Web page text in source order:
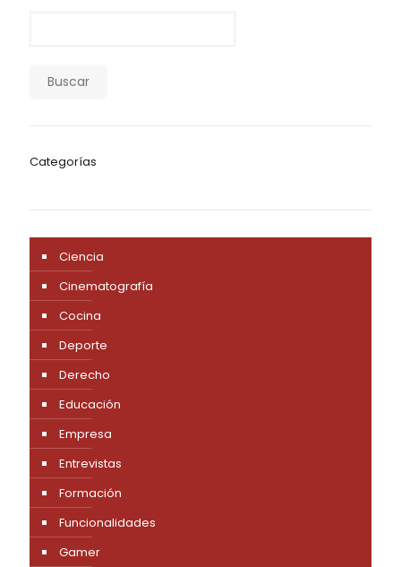
Buscar
Categorías
Ciencia
Cinematografía
Cocina
Deporte
Derecho
Educación
Empresa
Entrevistas
Formación
Funcionalidades
Gamer